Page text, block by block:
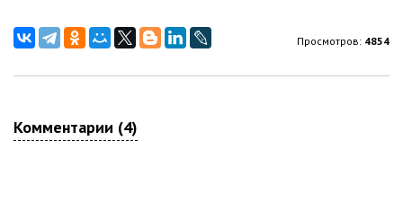
Просмотров: 4854
Комментарии (4)